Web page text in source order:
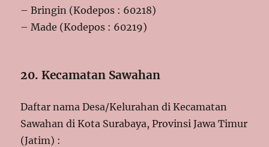
– Bringin (Kodepos : 60218)
– Made (Kodepos : 60219)
20. Kecamatan Sawahan
Daftar nama Desa/Kelurahan di Kecamatan
Sawahan di Kota Surabaya, Provinsi Jawa Timur
(Jatim) :